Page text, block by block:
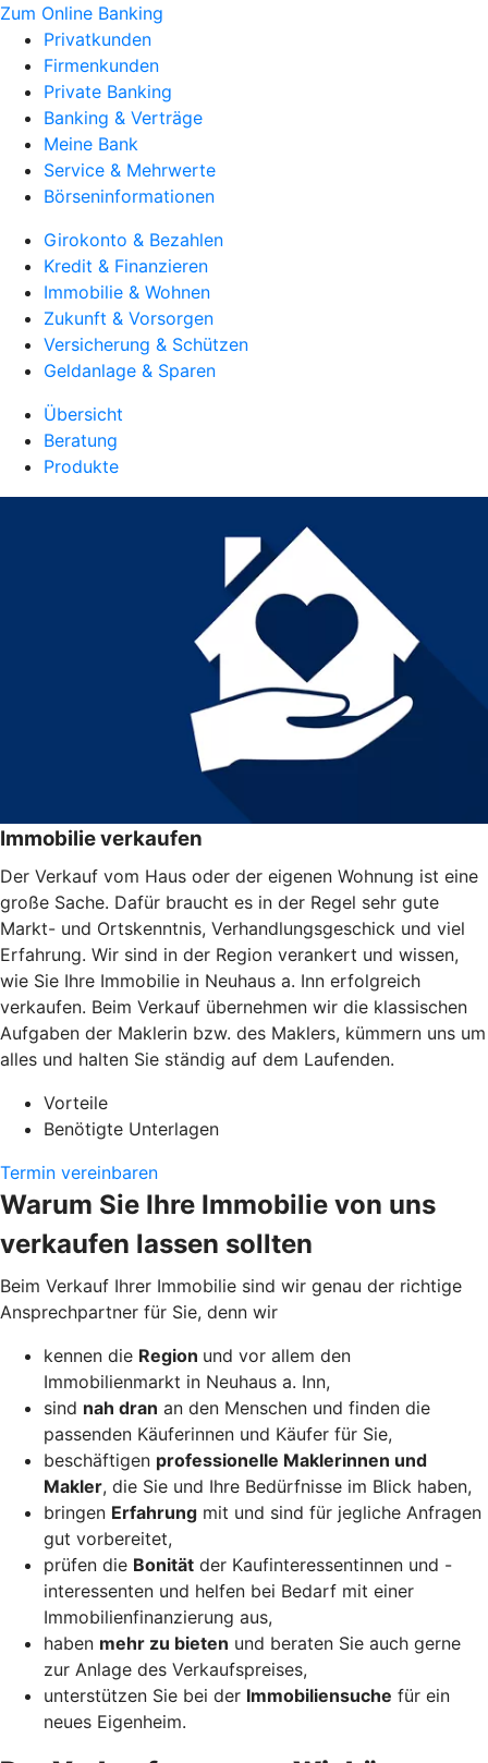
Zum Online Banking
Privatkunden
Firmenkunden
Private Banking
Banking & Verträge
Meine Bank
Service & Mehrwerte
Börseninformationen
Girokonto & Bezahlen
Kredit & Finanzieren
Immobilie & Wohnen
Zukunft & Vorsorgen
Versicherung & Schützen
Geldanlage & Sparen
Übersicht
Beratung
Produkte
Immobilie verkaufen
Der Verkauf vom Haus oder der eigenen Wohnung ist eine
große Sache. Dafür braucht es in der Regel sehr gute
Markt- und Ortskenntnis, Verhandlungsgeschick und viel
Erfahrung. Wir sind in der Region verankert und wissen,
wie Sie Ihre Immobilie in Neuhaus a. Inn erfolgreich
verkaufen. Beim Verkauf übernehmen wir die klassischen
Aufgaben der Maklerin bzw. des Maklers, kümmern uns um
alles und halten Sie ständig auf dem Laufenden.
Vorteile
Benötigte Unterlagen
Termin vereinbaren
Warum Sie Ihre Immobilie von uns
verkaufen lassen sollten
Beim Verkauf Ihrer Immobilie sind wir genau der richtige
Ansprechpartner für Sie, denn wir
kennen die Region und vor allem den
Immobilienmarkt in Neuhaus a. Inn,
sind nah dran an den Menschen und finden die
passenden Käuferinnen und Käufer für Sie,
beschäftigen professionelle Maklerinnen und
Makler, die Sie und Ihre Bedürfnisse im Blick haben,
bringen Erfahrung mit und sind für jegliche Anfragen
gut vorbereitet,
prüfen die Bonität der Kaufinteressentinnen und -
interessenten und helfen bei Bedarf mit einer
Immobilienfinanzierung aus,
haben mehr zu bieten und beraten Sie auch gerne
zur Anlage des Verkaufspreises,
unterstützen Sie bei der Immobiliensuche für ein
neues Eigenheim.